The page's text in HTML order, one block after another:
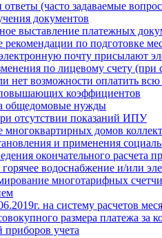
(часто задаваемые
документов
выставление платежных
по подготовке
почту присылают
по лицевому счету
нет возможности оплатить
коэффициентов
общедомовые нужды
отсутствии показаний ИПУ
многоквартирных домов
и применения
окончательного расчета
горячее водоснабжение и/или
многотарифных
на систему расчетов
размера платежа за
приборов учета